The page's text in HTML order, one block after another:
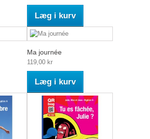
Læg i kurv
Ma journée
119,00 kr
Læg i kurv